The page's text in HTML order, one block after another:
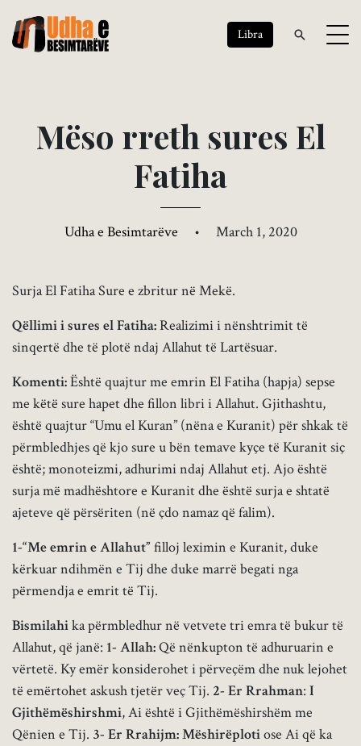
Libra
Mëso rreth sures El
Fatiha
Udha e Besimtarëve • March 1, 2020
Surja El Fatiha Sure e zbritur në Mekë.
Qëllimi i sures el Fatiha:Realizimi i nënshtrimit të
sinqertë dhe të plotë ndaj Allahut të Lartësuar.
Komenti:Është quajtur me emrin El Fatiha (hapja) sepse
me këtë sure hapet dhe fillon libri i Allahut. Gjithashtu,
është quajtur “Umu el Kuran” (nëna e Kuranit) për shkak të
përmbledhjes që kjo sure u bën temave kyçe të Kuranit siç
është; monoteizmi, adhurimi ndaj Allahut etj. Ajo është
surja më madhështore e Kuranit dhe është surja e shtatë
ajeteve që përsëriten (në çdo namaz që falim).
1-“Me emrin e Allahut” filloj leximin e Kuranit, duke
kërkuar ndihmën e Tij dhe duke marrë begati nga
përmendja e emrit të Tij.
Bismilahika përmbledhur në vetvete tri emra të bukur të
Allahut, që janë: 1- Allah:Që nënkupton të adhuruarin e
vërtetë. Ky emër konsiderohet i përveçëm dhe nuk lejohet
të emërtohet askush tjetër veç Tij. 2- Er Rrahman: I
Gjithëmëshirshmi, Ai është i Gjithëmëshirshëm me
Qënien e Tij. 3- Er Rrahijm: Mëshirëplotiose Ai që ka